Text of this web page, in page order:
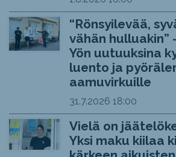
“Rönsyilevää,
vähän hulluakin”
Yön uutuuksina
luento ja
aamuvirkuille
31.7.2026 18:00
Vielä on
Yksi maku kiilaa